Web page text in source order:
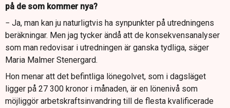
på de som kommer nya?
− Ja, man kan ju naturligtvis ha synpunkter på utredningens
beräkningar. Men jag tycker ändå att de konsekvensanalyser
som man redovisar i utredningen är ganska tydliga, säger
Maria Malmer Stenergard.
Hon menar att det befintliga lönegolvet, som i dagsläget
ligger på 27 300 kronor i månaden, är en lönenivå som
möjliggör arbetskraftsinvandring till de flesta kvalificerade